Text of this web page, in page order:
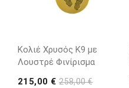
Κολιέ Χρυσός Κ9 με
Λουστρέ Φινίρισμα
215,00 €258,00 €